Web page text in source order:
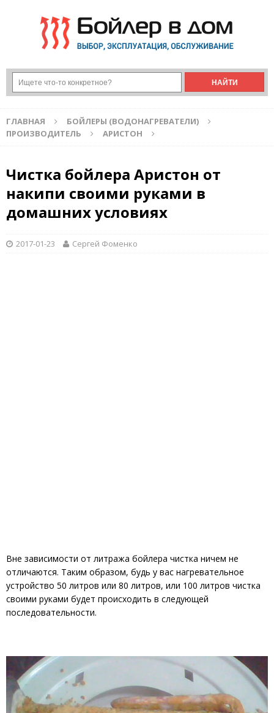
ГЛАВНАЯ
БОЙЛЕРЫ (ВОДОНАГРЕВАТЕЛИ)
ПРОИЗВОДИТЕЛЬ
АРИСТОН
Чистка бойлера Аристон от
накипи своими руками в
домашних условиях
2017-01-23 Сергей Фоменко
Вне зависимости от литража бойлера чистка ничем не
отличаются. Таким образом, будь у вас нагревательное
устройство 50 литров или 80 литров, или 100 литров чистка
своими руками будет происходить в следующей
последовательности.